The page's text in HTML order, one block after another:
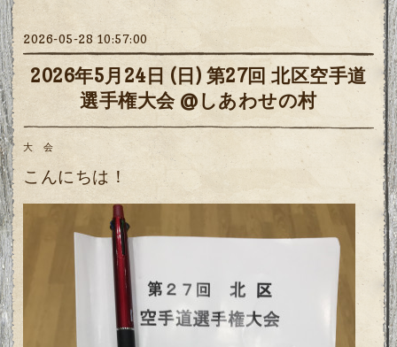
2026-05-28 10:57:00
2026年5月24日 (日) 第27回 北区空手道
選手権大会 @しあわせの村
大 会
こんにちは！